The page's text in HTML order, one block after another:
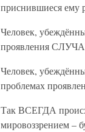
приснившиеся
Человек,
проявления
Человек,
проблемах
Так ВСЕГДА
мировоззрением –